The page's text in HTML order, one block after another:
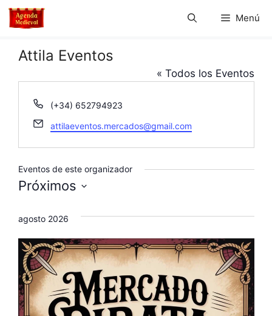
Saltar
Menú
Attila Eventos
« Todos los Eventos
T
l
o
n
(+34) 652794923
E
a
attilaeventos.mercados@gmail.com
Eventos de este organizador
Próximos
e
e
c
i
o
agosto 2026